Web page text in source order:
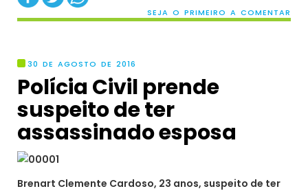
SEJA O PRIMEIRO A COMENTAR
30 DE AGOSTO DE 2016
Polícia Civil prende
suspeito de ter
assassinado esposa
Brenart Clemente Cardoso, 23 anos, suspeito de ter